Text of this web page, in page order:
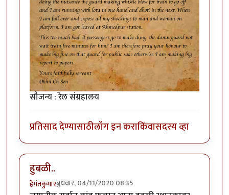
सौजन्य : रेल संग्रहालय
प्रतिसाद देण्यासाठीलॉग इन कराकिंवासदस्य व्हा
हुबळी..
हेमंतकुमारबुधवार, 04/11/2020 08:35